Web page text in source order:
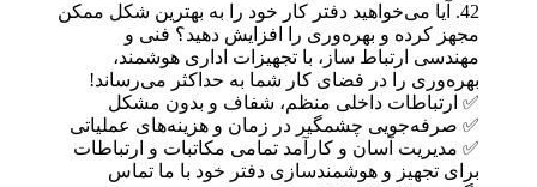
42. آیا می‌خواهید دفتر کار خود را به بهترین شکل ممکن
مجهز کرده و بهره‌وری را افزایش دهید؟ فنی و
مهندسی ارتباط ساز، با تجهیزات اداری هوشمند،
بهره‌وری را در فضای کار شما به حداکثر می‌رساند!
✅ ارتباطات داخلی منظم، شفاف و بدون مشکل
✅ صرفه‌جویی چشمگیر در زمان و هزینه‌های عملیاتی
✅ مدیریت آسان و کارآمد تمامی مکاتبات و ارتباطات
برای تجهیز و هوشمندسازی دفتر خود با ما تماس